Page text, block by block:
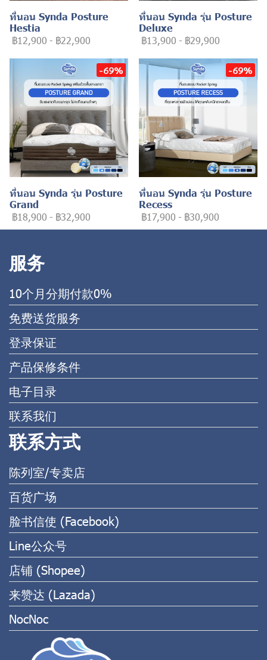
ที่นอน Synda Posture
Hestia
฿12,900 - ฿22,900
ที่นอน Synda รุ่น Posture
Deluxe
฿13,900 - ฿29,900
-69%
ที่นอน Synda รุ่น Posture
Grand
฿18,900 - ฿32,900
-69%
ที่นอน Synda รุ่น Posture
Recess
฿17,900 - ฿30,900
服务
10个月分期付款0%
免费送货服务
登录保证
产品保修条件
电子目录
联系我们
联系方式
陈列室/专卖店
百货广场
脸书信使 (Facebook)
Line公众号
店铺 (Shopee)
来赞达 (Lazada)
NocNoc